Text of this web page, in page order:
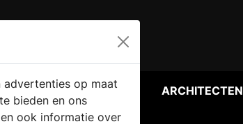
WEBSHOP ARCHITECTEN
advertenties op maat
bieden en ons
ook informatie over